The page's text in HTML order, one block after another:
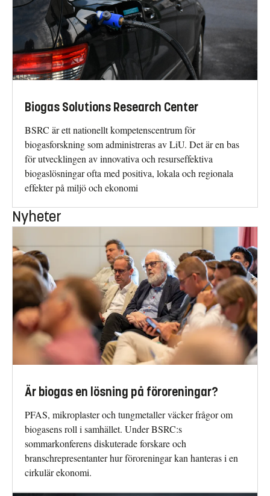
Biogas Solutions Research Center
BSRC är ett nationellt kompetenscentrum för
biogasforskning som administreras av LiU. Det är en bas
för utvecklingen av innovativa och resurseffektiva
biogaslösningar ofta med positiva, lokala och regionala
effekter på miljö och ekonomi
Nyheter
Är biogas en lösning på föroreningar?
PFAS, mikroplaster och tungmetaller väcker frågor om
biogasens roll i samhället. Under BSRC:s
sommarkonferens diskuterade forskare och
branschrepresentanter hur föroreningar kan hanteras i en
cirkulär ekonomi.